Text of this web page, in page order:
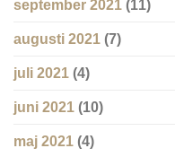
september 2021 (11)
augusti 2021 (7)
juli 2021 (4)
juni 2021 (10)
maj 2021 (4)